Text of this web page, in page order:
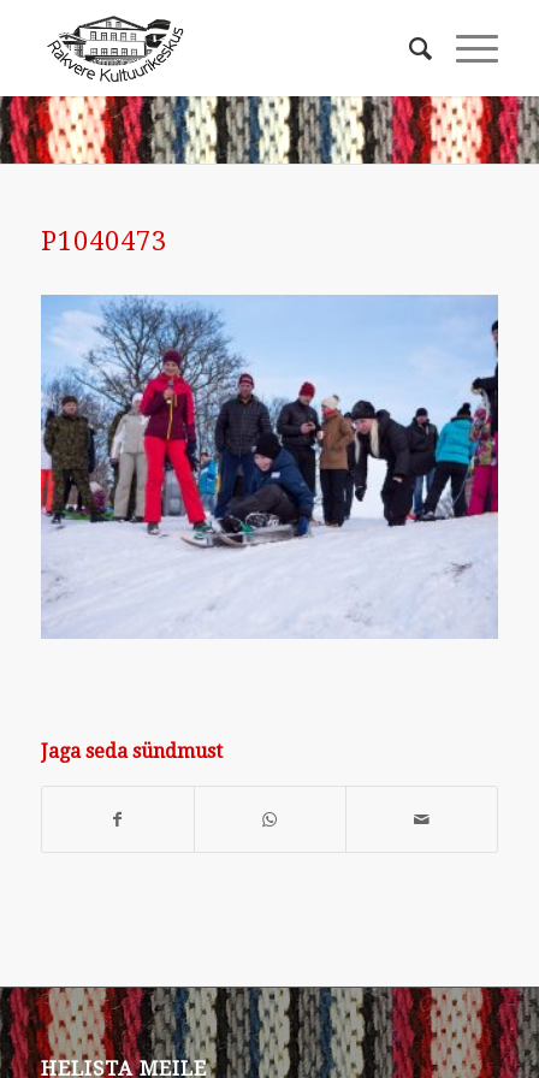
P1040473
Jaga seda sündmust
HELISTA MEILE